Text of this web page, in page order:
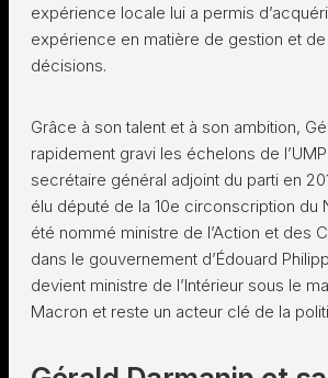
expérience locale lui a permis
expérience en matière de gestion et
décisions.
Grâce à son talent et à son ambition,
rapidement gravi les échelons de
secrétaire général adjoint du parti en
élu député de la 10e circonscription du
été nommé ministre de l’Action et des
dans le gouvernement d’Édouard
devient ministre de l’Intérieur sous le
Macron et reste un acteur clé de la